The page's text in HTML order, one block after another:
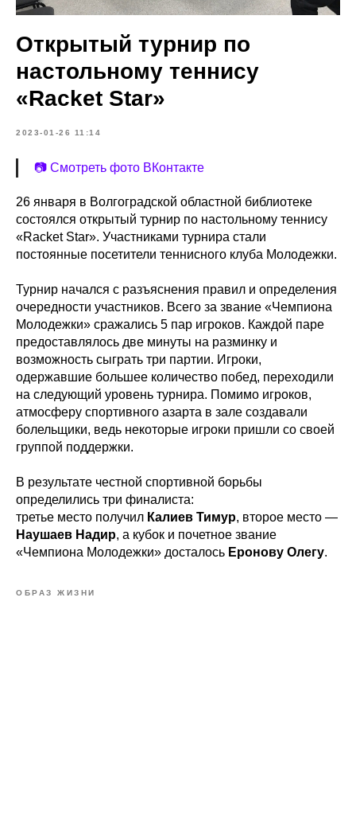
Открытый турнир по
настольному теннису
«Racket Star»
2023-01-26 11:14
📷 Смотреть фото ВКонтакте
26 января в Волгоградской областной библиотеке
состоялся открытый турнир по настольному теннису
«Racket Star». Участниками турнира стали
постоянные посетители теннисного клуба Молодежки.
Турнир начался с разъяснения правил и определения
очередности участников. Всего за звание «Чемпиона
Молодежки» сражались 5 пар игроков. Каждой паре
предоставлялось две минуты на разминку и
возможность сыграть три партии. Игроки,
одержавшие большее количество побед, переходили
на следующий уровень турнира. Помимо игроков,
атмосферу спортивного азарта в зале создавали
болельщики, ведь некоторые игроки пришли со своей
группой поддержки.
В результате честной спортивной борьбы
определились три финалиста:
третье место получил Калиев Тимур, второе место —
Наушаев Надир, а кубок и почетное звание
«Чемпиона Молодежки» досталось Еронову Олегу.
ОБРАЗ ЖИЗНИ